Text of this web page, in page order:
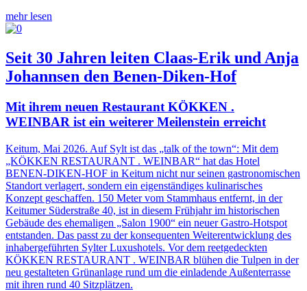
mehr lesen
Seit 30 Jahren leiten Claas-Erik und Anja
Johannsen den Benen-Diken-Hof
Mit ihrem neuen Restaurant KÖKKEN .
WEINBAR ist ein weiterer Meilenstein erreicht
Keitum, Mai 2026. Auf Sylt ist das „talk of the town“: Mit dem
„KÖKKEN RESTAURANT . WEINBAR“ hat das Hotel
BENEN-DIKEN-HOF in Keitum nicht nur seinen gastronomischen
Standort verlagert, sondern ein eigenständiges kulinarisches
Konzept geschaffen. 150 Meter vom Stammhaus entfernt, in der
Keitumer Süderstraße 40, ist in diesem Frühjahr im historischen
Gebäude des ehemaligen „Salon 1900“ ein neuer Gastro-Hotspot
entstanden. Das passt zu der konsequenten Weiterentwicklung des
inhabergeführten Sylter Luxushotels. Vor dem reetgedeckten
KÖKKEN RESTAURANT . WEINBAR blühen die Tulpen in der
neu gestalteten Grünanlage rund um die einladende Außenterrasse
mit ihren rund 40 Sitzplätzen.